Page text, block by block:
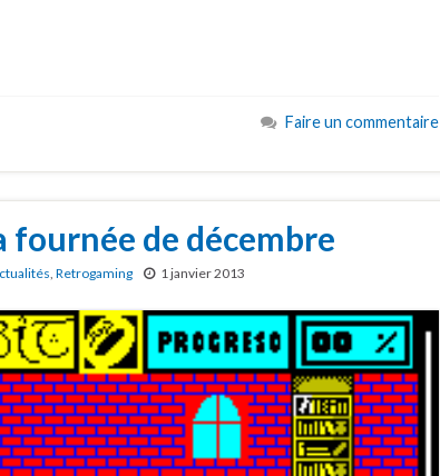
Faire un commentaire
fournée de décembre
, Retrogaming 1 janvier 2013